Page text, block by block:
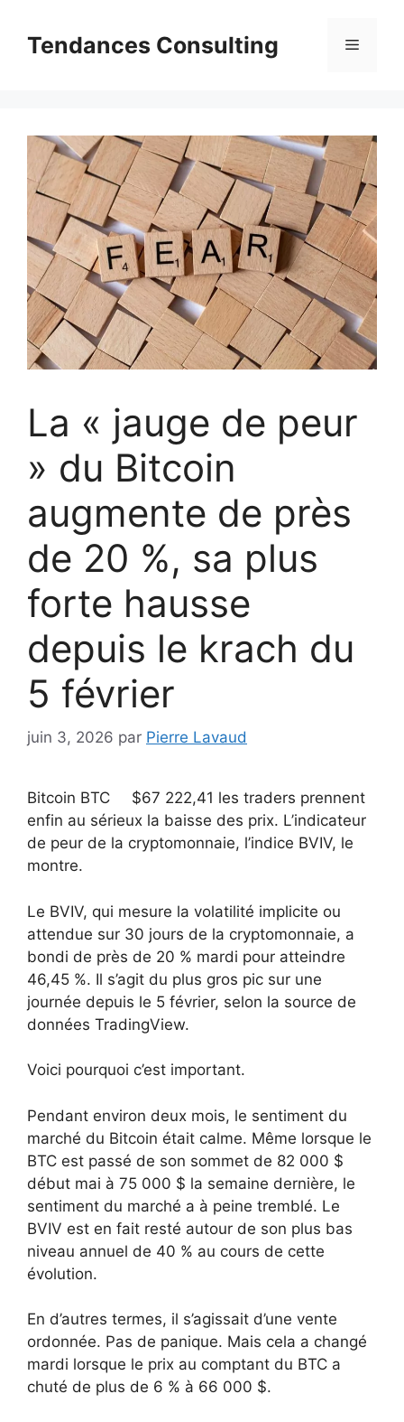
contenuTendances Consulting Menu
La « jauge de peur
» du Bitcoin
augmente de près
de 20 %, sa plus
forte hausse
depuis le krach du
5 février
juin 3, 2026 par Pierre Lavaud
Bitcoin BTC $67 222,41 les traders prennent
enfin au sérieux la baisse des prix. L’indicateur
de peur de la cryptomonnaie, l’indice BVIV, le
montre.
Le BVIV, qui mesure la volatilité implicite ou
attendue sur 30 jours de la cryptomonnaie, a
bondi de près de 20 % mardi pour atteindre
46,45 %. Il s’agit du plus gros pic sur une
journée depuis le 5 février, selon la source de
données TradingView.
Voici pourquoi c’est important.
Pendant environ deux mois, le sentiment du
marché du Bitcoin était calme. Même lorsque le
BTC est passé de son sommet de 82 000 $
début mai à 75 000 $ la semaine dernière, le
sentiment du marché a à peine tremblé. Le
BVIV est en fait resté autour de son plus bas
niveau annuel de 40 % au cours de cette
évolution.
En d’autres termes, il s’agissait d’une vente
ordonnée. Pas de panique. Mais cela a changé
mardi lorsque le prix au comptant du BTC a
chuté de plus de 6 % à 66 000 $.